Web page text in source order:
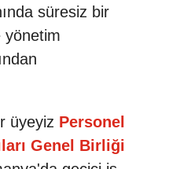
süresiz bir
yönetim
üyeyiz Personel
Genel Birliği